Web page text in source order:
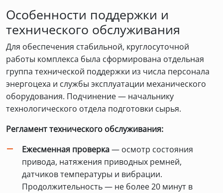
Особенности поддержки и
технического обслуживания
Для обеспечения стабильной, круглосуточной
работы комплекса была сформирована отдельная
группа технической поддержки из числа персонала
энергоцеха и службы эксплуатации механического
оборудования. Подчинение — начальнику
технологического отдела подготовки сырья.
Регламент технического обслуживания:
Ежесменная проверка— осмотр состояния
привода, натяжения приводных ремней,
датчиков температуры и вибрации.
Продолжительность — не более 20 минут в